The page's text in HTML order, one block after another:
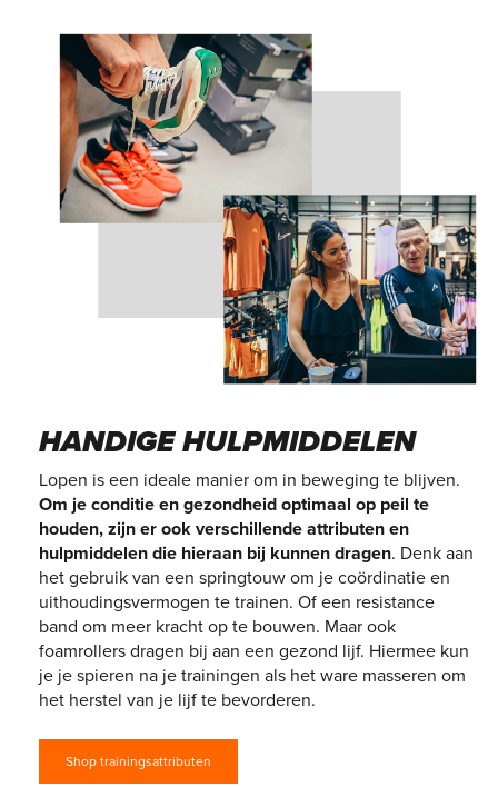
HANDIGE HULPMIDDELEN
Lopen is een ideale manier om in beweging te blijven.
Om je conditie en gezondheid optimaal op peil te
houden, zijn er ook verschillende attributen en
hulpmiddelen die hieraan bij kunnen dragen. Denk aan
het gebruik van een springtouw om je coördinatie en
uithoudingsvermogen te trainen. Of een resistance
band om meer kracht op te bouwen. Maar ook
foamrollers dragen bij aan een gezond lijf. Hiermee kun
je je spieren na je trainingen als het ware masseren om
het herstel van je lijf te bevorderen.
Shop trainingsattributen